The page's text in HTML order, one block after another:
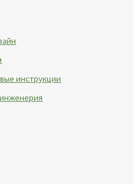
инструкции